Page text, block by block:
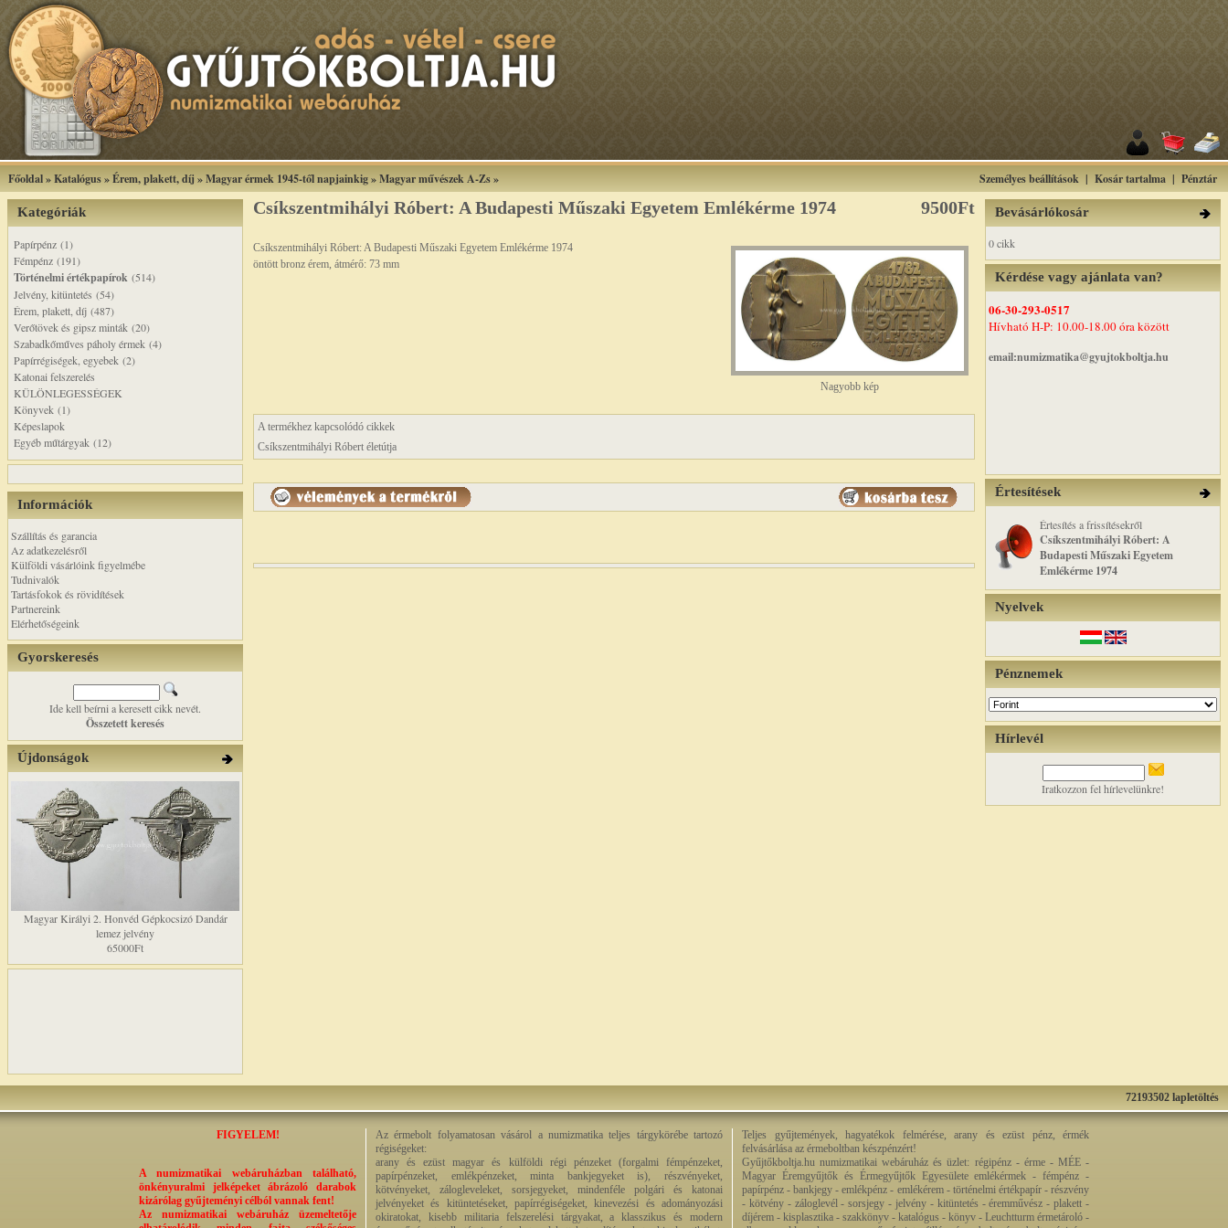
Főoldal»Katalógus»Érem, plakett, díj »Magyar érmek 1945-től napjainkig»Magyar művészek A-Zs» Személyes beállítások | Kosár tartalma | Pénztár
Kategóriák
Papírpénz (1)
Fémpénz (191)
Történelmi értékpapírok (514)
Jelvény, kitüntetés (54)
Érem, plakett, díj (487)
Verőtövek és gipsz minták (20)
Szabadkőműves páholy érmek (4)
Papírrégiségek, egyebek (2)
Katonai felszerelés
KÜLÖNLEGESSÉGEK
Könyvek (1)
Képeslapok
Egyéb műtárgyak (12)
Információk
Szállítás és garancia
Az adatkezelésről
Külföldi vásárlóink figyelmébe
Tudnivalók
Tartásfokok és rövidítések
Partnereink
Elérhetőségeink
Gyorskeresés
Ide kell beírni a keresett cikk nevét.
Összetett keresés
Újdonságok
Magyar Királyi 2. Honvéd Gépkocsizó Dandár
lemez jelvény
65000Ft
Csíkszentmihályi Róbert: A Budapesti Műszaki Egyetem Emlékérme 1974 9500Ft
Nagyobb kép
Csíkszentmihályi Róbert: A Budapesti Műszaki Egyetem Emlékérme 1974
öntött bronz érem, átmérő: 73 mm
A termékhez kapcsolódó cikkek
Csíkszentmihályi Róbert életútja
Bevásárlókosár
0 cikk
Kérdése vagy ajánlata van?
06-30-293-0517
Hívható H-P: 10.00-18.00 óra között
email:numizmatika@gyujtokboltja.hu
Értesítések
Értesítés a frissítésekről
Csíkszentmihályi Róbert: A
Budapesti Műszaki Egyetem
Emlékérme 1974
Nyelvek
Pénznemek
Hírlevél
Iratkozzon fel hírlevelünkre!
72193502 lapletöltés
FIGYELEM!
A numizmatikai webáruházban található,
önkényuralmi jelképeket ábrázoló darabok
kizárólag gyűjteményi célból vannak fent!
Az numizmatikai webáruház üzemeltetője
Az érmebolt folyamatosan vásárol a numizmatika teljes tárgykörébe tartozó
régiségeket:
arany és ezüst magyar és külföldi régi pénzeket (forgalmi fémpénzeket,
papírpénzeket, emlékpénzeket, minta bankjegyeket is), részvényeket,
kötvényeket, zálogleveleket, sorsjegyeket, mindenféle polgári és katonai
jelvényeket és kitüntetéseket, papírrégiségeket, kinevezési és adományozási
okiratokat, kisebb militaria felszerelési tárgyakat, a klasszikus és modern
Teljes gyűjtemények, hagyatékok felmérése, arany és ezüst pénz, érmék
felvásárlása az érmeboltban készpénzért!
Gyűjtőkboltja.hu numizmatikai webáruház és üzlet: régipénz - érme - MÉE -
Magyar Éremgyűjtők és Érmegyűjtők Egyesülete emlékérmek - fémpénz -
papírpénz - bankjegy - emlékpénz - emlékérem - történelmi értékpapír - részvény
- kötvény - záloglevél - sorsjegy - jelvény - kitüntetés - éremművész - plakett -
díjérem - kisplasztika - szakkönyv - katalógus - könyv - Leuchtturm érmetároló -